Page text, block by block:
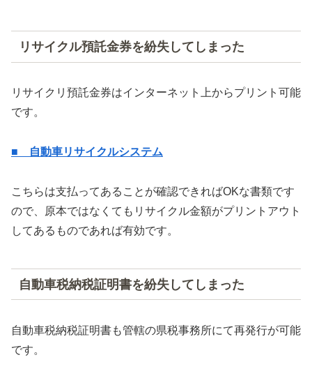
リサイクル預託金券を紛失してしまった
リサイクリ預託金券はインターネット上からプリント可能
です。
■ 自動車リサイクルシステム
こちらは支払ってあることが確認できればOKな書類です
ので、原本ではなくてもリサイクル金額がプリントアウト
してあるものであれば有効です。
自動車税納税証明書を紛失してしまった
自動車税納税証明書も管轄の県税事務所にて再発行が可能
です。